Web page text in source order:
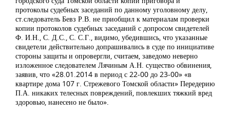
протоколы судебных заседаний по данному уголовному делу,
ст.следователь Бевз Р.В. не приобщил к материалам проверки
копии протоколов судебных заседаний с допросом свидетелей
Ф. И.Н., С. Д.С., С. С.Г., видимо, убедившись, что указанные
свидетели действительно допрашивались в суде по инициативе
стороны защиты и опровергли, считаем, заведомо неверно
изложенное следователем Лячиным А.Н. существо обвинения,
заявив, что «28.01.2014 в период с 22-00 до 23-00» «в
квартире дома 107 г. Стрежевого Томской области» Передерию
П.А. никаких телесных повреждений, повлекших тяжкий вред
здоровью, нанесено не было».